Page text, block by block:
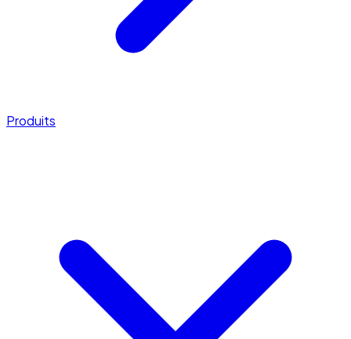
Produits